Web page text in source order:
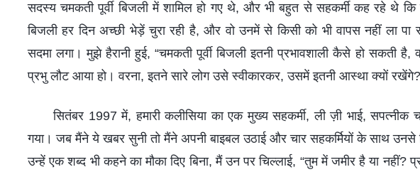
सदस्य चमकती पूर्वी बिजली में शामिल हो गए थे, और भी बहुत से सहकर्मी कह रहे थे कि
बिजली हर दिन अच्छी भेड़ें चुरा रही है, और वो उनमें से किसी को भी वापस नहीं ला
सदमा लगा। मुझे हैरानी हुई, “चमकती पूर्वी बिजली इतनी प्रभावशाली कैसे हो सकती
प्रभु लौट आया हो। वरना, इतने सारे लोग उसे स्वीकारकर, उसमें इतनी आस्था क्यों
सितंबर 1997 में, हमारी कलीसिया का एक मुख्य सहकर्मी, ली ज़ी भाई, सपत्नीक
गया। जब मैंने ये खबर सुनी तो मैंने अपनी बाइबल उठाई और चार सहकर्मियों के साथ उनसे
उन्हें एक शब्द भी कहने का मौका दिए बिना, मैं उन पर चिल्लाई, “तुम में जमीर है या नहीं?